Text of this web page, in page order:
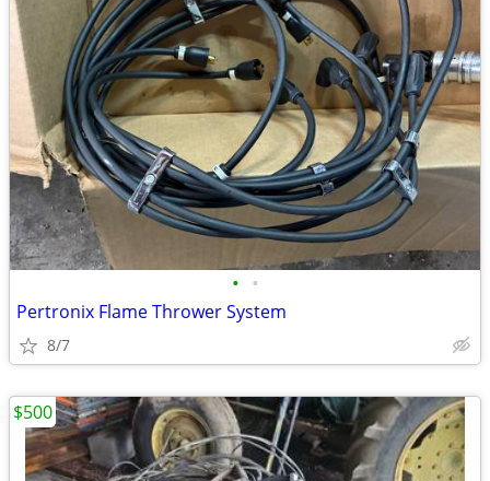
• •
Pertronix Flame Thrower System
8/7
$500